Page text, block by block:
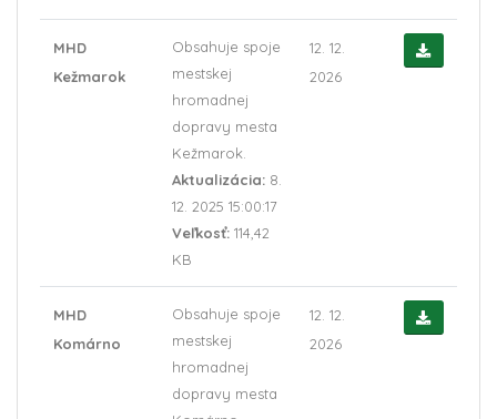
MHD
Kežmarok
Obsahuje spoje
mestskej
hromadnej
dopravy mesta
Kežmarok.
Aktualizácia: 8.
12. 2025 15:00:17
Veľkosť: 114,42
KB
12. 12.
2026
MHD
Komárno
Obsahuje spoje
mestskej
hromadnej
dopravy mesta
12. 12.
2026